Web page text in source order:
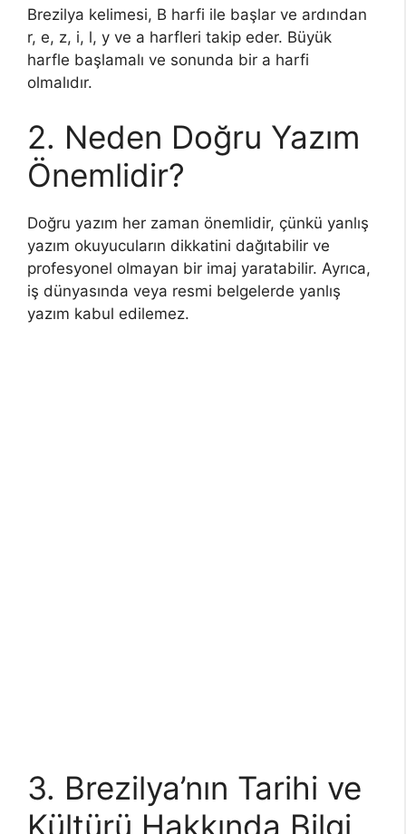
Brezilya kelimesi, B harfi ile başlar ve ardından
r, e, z, i, l, y ve a harfleri takip eder. Büyük
harfle başlamalı ve sonunda bir a harfi
olmalıdır.
2. Neden Doğru Yazım
Önemlidir?
Doğru yazım her zaman önemlidir, çünkü yanlış
yazım okuyucuların dikkatini dağıtabilir ve
profesyonel olmayan bir imaj yaratabilir. Ayrıca,
iş dünyasında veya resmi belgelerde yanlış
yazım kabul edilemez.
3. Brezilya’nın Tarihi ve
Kültürü Hakkında Bilgi